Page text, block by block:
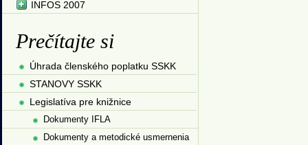
INFOS 2007
Prečítajte si
Úhrada členského poplatku SSKK
STANOVY SSKK
Legislatíva pre knižnice
Dokumenty IFLA
Dokumenty a metodické usmernenia